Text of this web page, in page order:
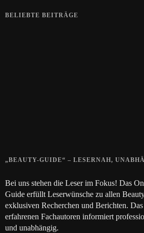
BELIEBTE BEITRÄGE
„BEAUTY-GUIDE“ – LESERNAH,
Bei uns stehen die Leser im Fokus! Das
Guide erfüllt Leserwünsche zu allen
exklusiven Recherchen und Berichten.
erfahrenen Fachautoren informiert
und unabhängig.